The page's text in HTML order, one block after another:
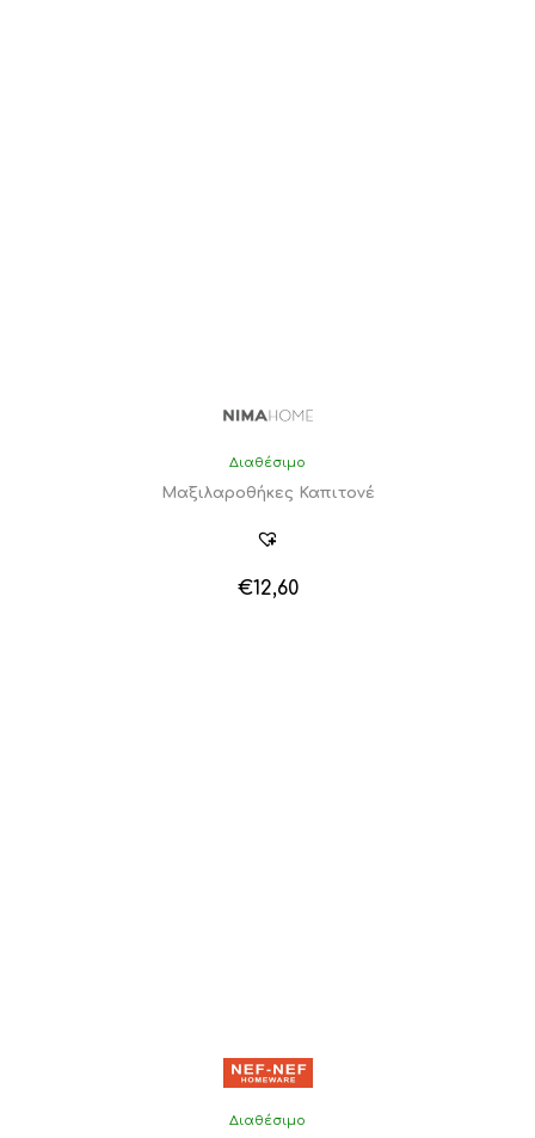
Διαθέσιμο
Μαξιλαροθήκες Καπιτονέ
€12,60
Διαθέσιμο